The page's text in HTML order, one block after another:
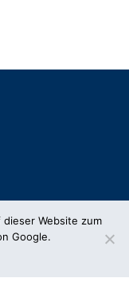
Website zum
Google.